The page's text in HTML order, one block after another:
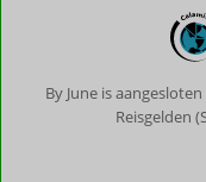
By June is
Reisgelden